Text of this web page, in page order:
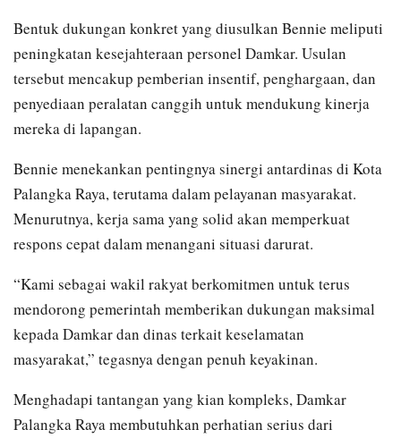
Bentuk dukungan konkret yang diusulkan Bennie meliputi
peningkatan kesejahteraan personel Damkar. Usulan
tersebut mencakup pemberian insentif, penghargaan, dan
penyediaan peralatan canggih untuk mendukung kinerja
mereka di lapangan.
Bennie menekankan pentingnya sinergi antardinas di Kota
Palangka Raya, terutama dalam pelayanan masyarakat.
Menurutnya, kerja sama yang solid akan memperkuat
respons cepat dalam menangani situasi darurat.
“Kami sebagai wakil rakyat berkomitmen untuk terus
mendorong pemerintah memberikan dukungan maksimal
kepada Damkar dan dinas terkait keselamatan
masyarakat,” tegasnya dengan penuh keyakinan.
Menghadapi tantangan yang kian kompleks, Damkar
Palangka Raya membutuhkan perhatian serius dari